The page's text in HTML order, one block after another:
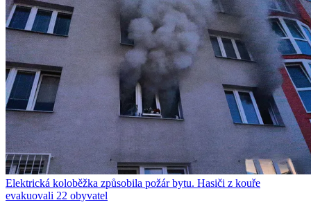
Elektrická koloběžka způsobila požár bytu. Hasiči z kouře
evakuovali 22 obyvatel